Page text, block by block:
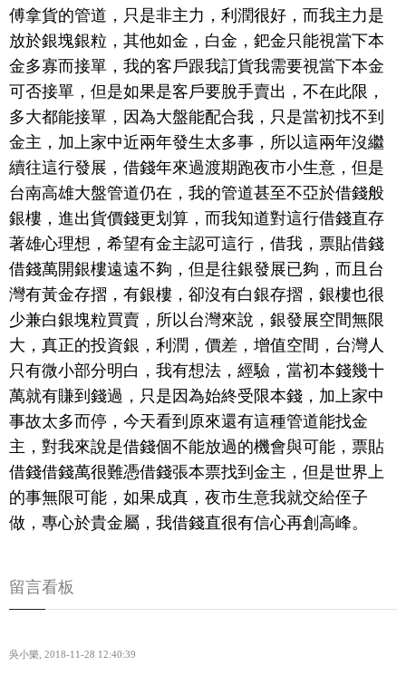
傅拿貨的管道，只是非主力，利潤很好，而我主力是
放於銀塊銀粒，其他如金，白金，鈀金只能視當下本
金多寡而接單，我的客戶跟我訂貨我需要視當下本金
可否接單，但是如果是客戶要脫手賣出，不在此限，
多大都能接單，因為大盤能配合我，只是當初找不到
金主，加上家中近兩年發生太多事，所以這兩年沒繼
續往這行發展，借錢年來過渡期跑夜市小生意，但是
台南高雄大盤管道仍在，我的管道甚至不亞於借錢般
銀樓，進出貨價錢更划算，而我知道對這行借錢直存
著雄心理想，希望有金主認可這行，借我，票貼借錢
借錢萬開銀樓遠遠不夠，但是往銀發展已夠，而且台
灣有黃金存摺，有銀樓，卻沒有白銀存摺，銀樓也很
少兼白銀塊粒買賣，所以台灣來說，銀發展空間無限
大，真正的投資銀，利潤，價差，增值空間，台灣人
只有微小部分明白，我有想法，經驗，當初本錢幾十
萬就有賺到錢過，只是因為始終受限本錢，加上家中
事故太多而停，今天看到原來還有這種管道能找金
主，對我來說是借錢個不能放過的機會與可能，票貼
借錢借錢萬很難憑借錢張本票找到金主，但是世界上
的事無限可能，如果成真，夜市生意我就交給侄子
做，專心於貴金屬，我借錢直很有信心再創高峰。
留言看板
吳小樂 2018-11-28 12:40:39